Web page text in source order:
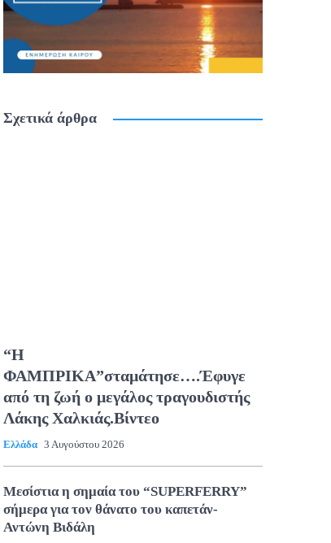
Σχετικά άρθρα
“Η
ΦΑΜΠΡΙΚΑ”σταμάτησε….Έφυγε
από τη ζωή ο μεγάλος τραγουδιστής
Λάκης Χαλκιάς.Βίντεο
Ελλάδα 3 Αυγούστου 2026
Μεσίστια η σημαία του “SUPERFERRY”
σήμερα για τον θάνατο του καπετάν-
Αντώνη Βιδάλη